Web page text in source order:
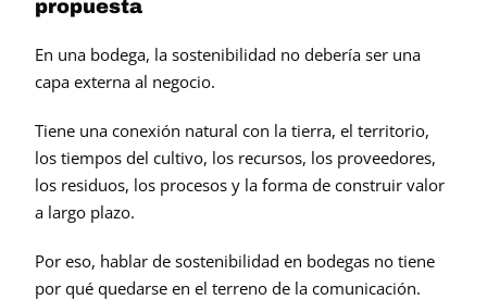
propuesta
En una bodega, la sostenibilidad no debería ser una
capa externa al negocio.
Tiene una conexión natural con la tierra, el territorio,
los tiempos del cultivo, los recursos, los proveedores,
los residuos, los procesos y la forma de construir valor
a largo plazo.
Por eso, hablar de sostenibilidad en bodegas no tiene
por qué quedarse en el terreno de la comunicación.